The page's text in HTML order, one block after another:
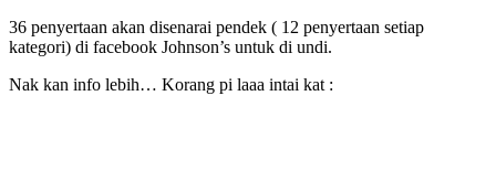
36 penyertaan akan disenarai pendek ( 12 penyertaan setiap
kategori) di facebook Johnson’s untuk di undi.
Nak kan info lebih… Korang pi laaa intai kat :